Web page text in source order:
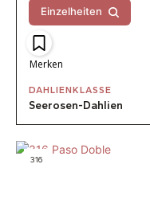
Einzelheiten
Merken
DAHLIENKLASSE
Seerosen-Dahlien
316